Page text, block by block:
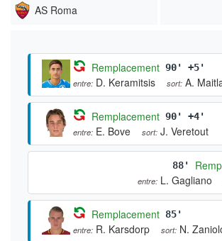
AS Roma
Remplacement 90' +5'
entre: D. Keramitsis sort: A.
Remplacement 90' +4'
entre: E. Bove sort: J. Veretout
88'
entre: L. Gagliano
Remplacement 85'
entre: R. Karsdorp sort: N.